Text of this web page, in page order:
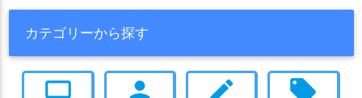
カテゴリーから探す
computer person create local_offer